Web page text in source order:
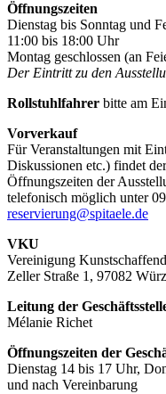
Öffnungszeiten
Dienstag bis Sonntag und
11:00 bis 18:00 Uhr
Montag geschlossen (an
Der Eintritt zu den
Rollstuhlfahrer bitte am
Vorverkauf
Für Veranstaltungen mit
Diskussionen etc.) findet
Öffnungszeiten der
telefonisch möglich unter
reservierung@spitaele.de
VKU
Vereinigung
Zeller Straße 1, 97082
Leitung der
Mélanie Richet
Öffnungszeiten der
Dienstag 14 bis 17 Uhr,
und nach Vereinbarung